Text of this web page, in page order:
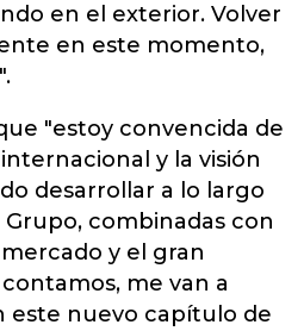
en el exterior. Volver
en este momento,
"estoy convencida de
y la visión
desarrollar a lo largo
combinadas con
y el gran
me van a
este nuevo capítulo de